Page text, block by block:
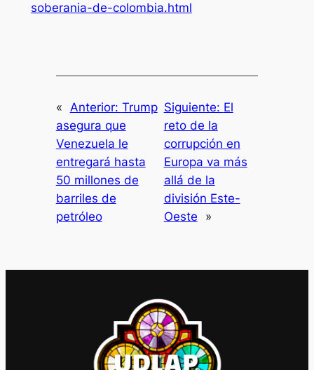
soberania-de-colombia.html
« Anterior: Trump
asegura que
Venezuela le
entregará hasta
50 millones de
barriles de
petróleo
Siguiente: El
reto de la
corrupción en
Europa va más
allá de la
división Este-
Oeste
»